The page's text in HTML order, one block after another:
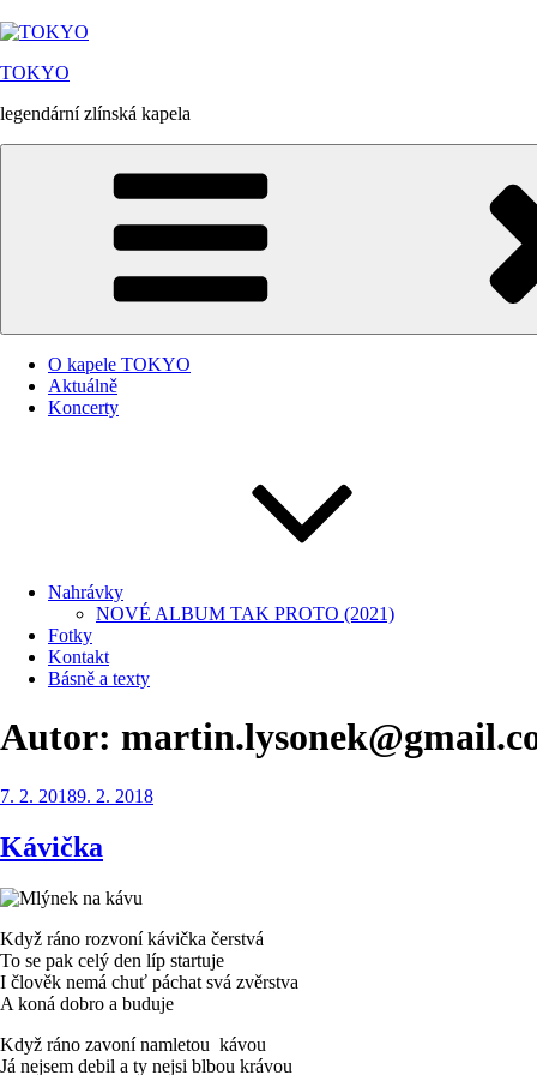
k
webu
TOKYO
legendární zlínská kapela
O kapele TOKYO
Aktuálně
Koncerty
Nahrávky
NOVÉ ALBUM TAK PROTO (2021)
Fotky
Kontakt
Básně a texty
Autor:
Publikováno
7. 2. 20189. 2. 2018
Kávička
Když ráno rozvoní kávička čerstvá
To se pak celý den líp startuje
I člověk nemá chuť páchat svá zvěrstva
A koná dobro a buduje
Když ráno zavoní namletou kávou
Já nejsem debil a ty nejsi blbou krávou